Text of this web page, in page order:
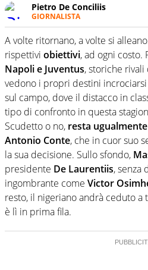
Pietro De Conciliis
GIORNALISTA
Giornalista pubblicista e
Sport si occupa di calcio
competente sui campionati
A volte ritornano, a volte si
rispettivi obiettivi, ad ogni costo.
Napoli e Juventus, storiche
vedono i propri destini
sul campo, dove il distacco in
tipo di confronto in questa
Scudetto o no, resta
Antonio Conte, che in cuor suo
la sua decisione. Sullo sfondo,
presidente De Laurentiis, senza
ingombrante come Victor
resto, il nigeriano andrà ceduto a
è lì in prima fila.